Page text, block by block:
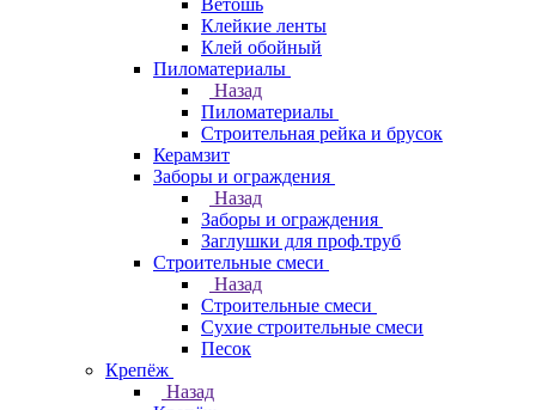
Ветошь
Клейкие ленты
Клей обойный
Пиломатериалы
Назад
Пиломатериалы
Строительная рейка и брусок
Керамзит
Заборы и ограждения
Назад
Заборы и ограждения
Заглушки для проф.труб
Строительные смеси
Назад
Строительные смеси
Сухие строительные смеси
Песок
Крепёж
Назад